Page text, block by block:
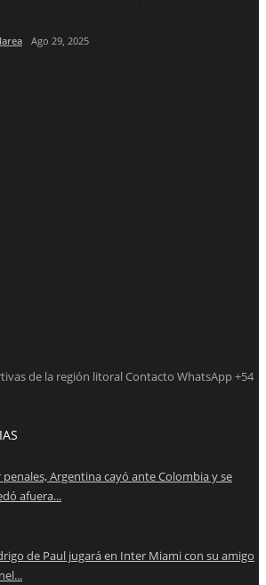
Ago 29, 2025
de la región litoral Contacto WhatsApp +54
penales, Argentina cayó ante Colombia y se
afuera...
de Paul jugará en Inter Miami con su amigo